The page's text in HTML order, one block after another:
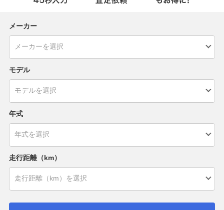
メーカー
モデル
年式
走行距離（km）